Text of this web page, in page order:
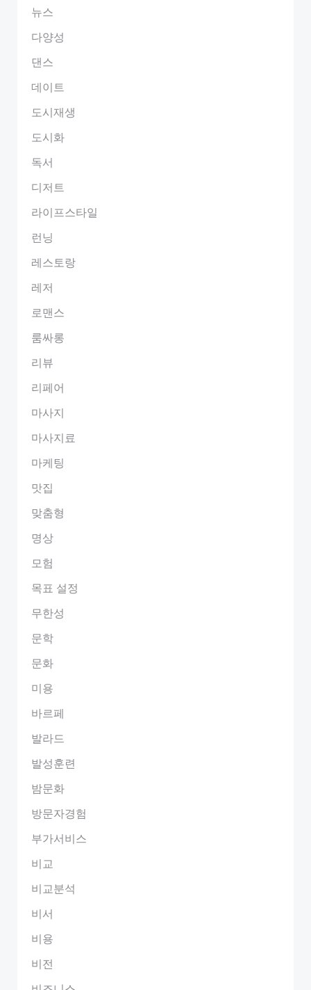
뉴스
다양성
댄스
데이트
도시재생
도시화
독서
디저트
라이프스타일
런닝
레스토랑
레저
로맨스
룸싸롱
리뷰
리페어
마사지
마사지료
마케팅
맛집
맞춤형
명상
모험
목표 설정
무한성
문학
문화
미용
바르페
발라드
발성훈련
밤문화
방문자경험
부가서비스
비교
비교분석
비서
비용
비전